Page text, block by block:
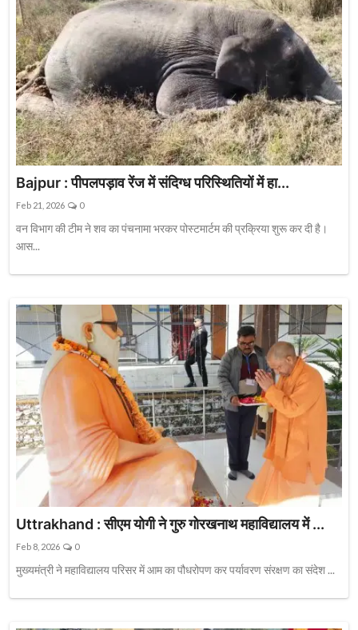
Bajpur : पीपलपड़ाव रेंज में संदिग्ध परिस्थितियों में हा...
Feb 21, 2026 0
वन विभाग की टीम ने शव का पंचनामा भरकर पोस्टमार्टम की प्रक्रिया शुरू कर दी है।
आस...
Uttrakhand : सीएम योगी ने गुरु गोरखनाथ महाविद्यालय में ...
Feb 8, 2026 0
मुख्यमंत्री ने महाविद्यालय परिसर में आम का पौधरोपण कर पर्यावरण संरक्षण का संदेश ...